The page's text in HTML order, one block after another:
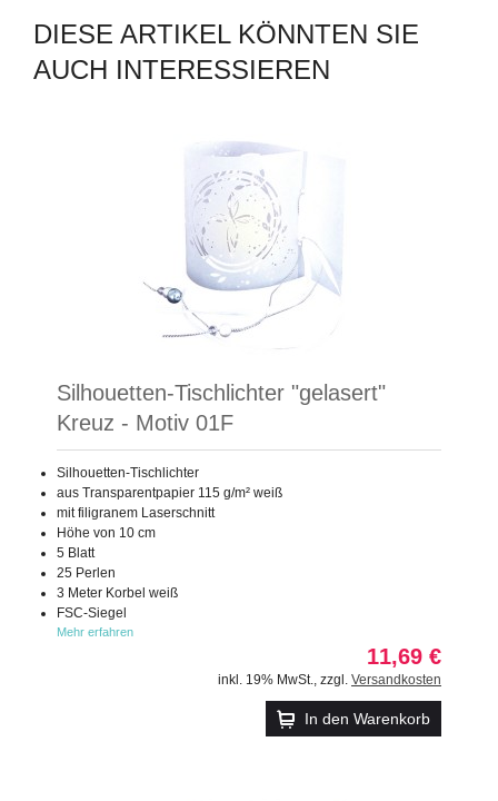
DIESE ARTIKEL KÖNNTEN SIE
AUCH INTERESSIEREN
Silhouetten-Tischlichter "gelasert"
Kreuz - Motiv 01F
Silhouetten-Tischlichter
aus Transparentpapier 115 g/m² weiß
mit filigranem Laserschnitt
Höhe von 10 cm
5 Blatt
25 Perlen
3 Meter Korbel weiß
FSC-Siegel
Mehr erfahren
11,69 €
inkl. 19% MwSt. zzgl. Versandkosten
In den Warenkorb